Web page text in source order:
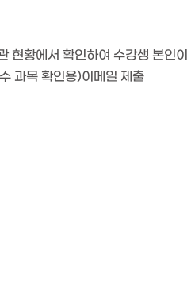
현황에서 확인하여 수강생 본인이
과목 확인용)이메일 제출